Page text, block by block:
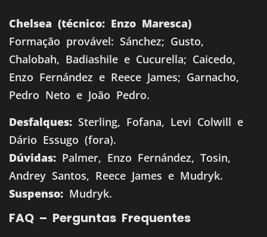
Chelsea (técnico: Enzo Maresca)
Formação provável: Sánchez; Gusto,
Chalobah, Badiashile e Cucurella; Caicedo,
Enzo Fernández e Reece James; Garnacho,
Pedro Neto e João Pedro.
Desfalques: Sterling, Fofana, Levi Colwill e
Dário Essugo (fora).
Dúvidas: Palmer, Enzo Fernández, Tosin,
Andrey Santos, Reece James e Mudryk.
Suspenso: Mudryk.
FAQ – Perguntas Frequentes